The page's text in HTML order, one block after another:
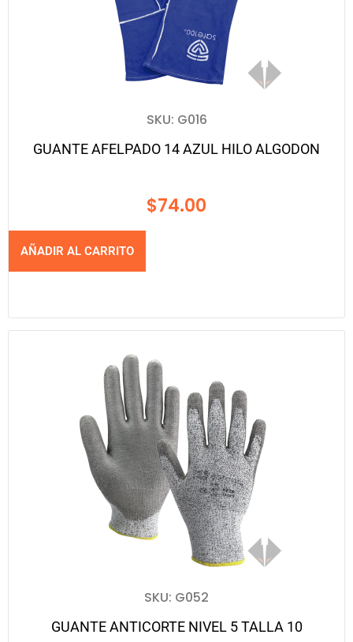
SKU: G016
GUANTE AFELPADO 14 AZUL HILO ALGODON
$74.00
AÑADIR AL CARRITO
SKU: G052
GUANTE ANTICORTE NIVEL 5 TALLA 10